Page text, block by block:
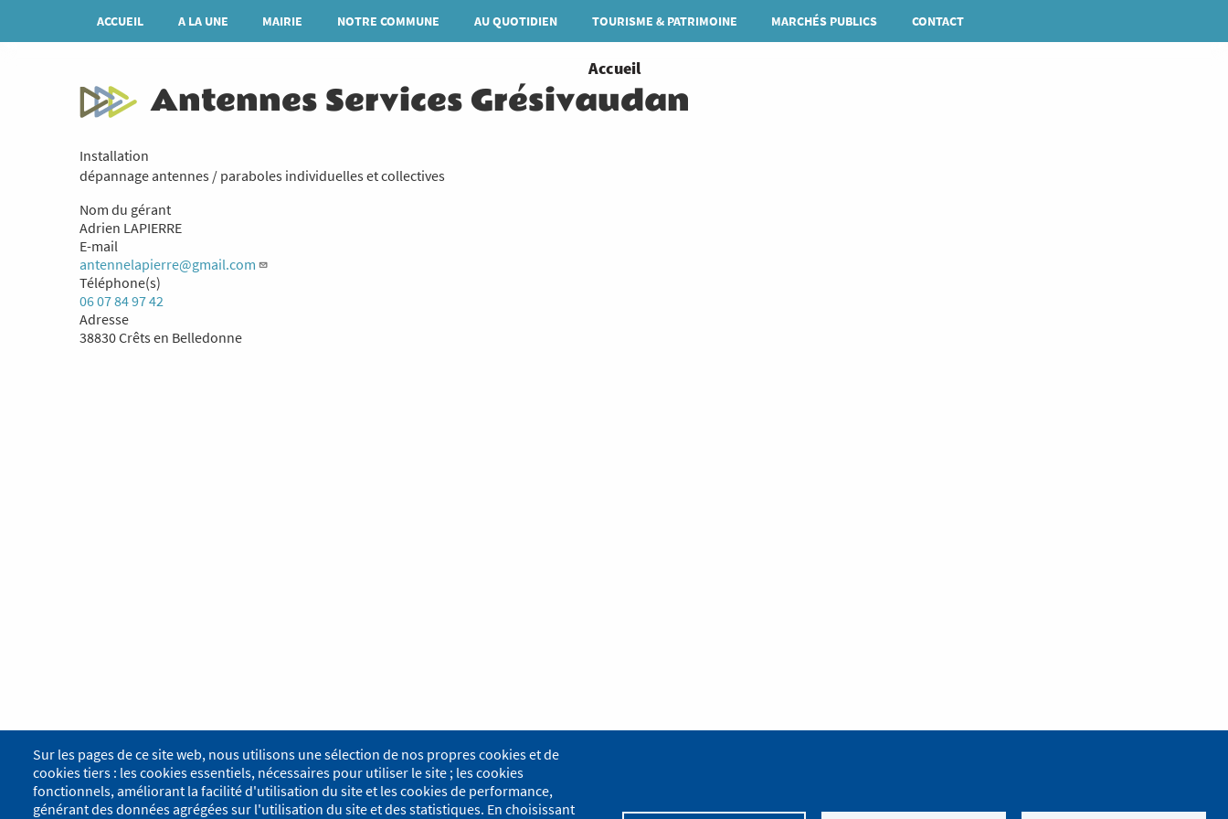
contenu
Navigation
principale
ACCUEIL A LA UNE MAIRIE NOTRE COMMUNE AU QUOTIDIEN TOURISME & PATRIMOINE MARCHÉS PUBLICS CONTACT
You
are
Accueil
Antennes Services Grésivaudan
Installation
dépannage antennes / paraboles individuelles et collectives
Nom du gérant
Adrien LAPIERRE
E-mail
antennelapierre@gmail.com
Téléphone(s)
06 07 84 97 42
Adresse
38830 Crêts en Belledonne
Sur les pages de ce site web, nous utilisons une sélection de nos propres cookies et de
cookies tiers : les cookies essentiels, nécessaires pour utiliser le site ; les cookies
fonctionnels, améliorant la facilité d'utilisation du site et les cookies de performance,
générant des données agrégées sur l'utilisation du site et des statistiques. En choisissant